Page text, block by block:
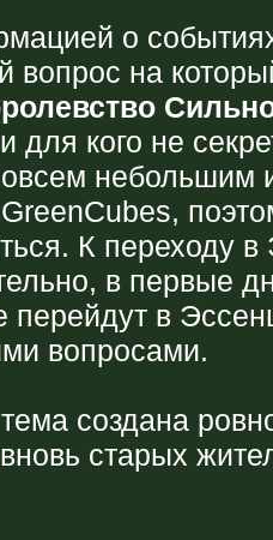
о
на
для кого не
небольшим
К переходу
в первые
перейдут в
вопросами.
создана
старых